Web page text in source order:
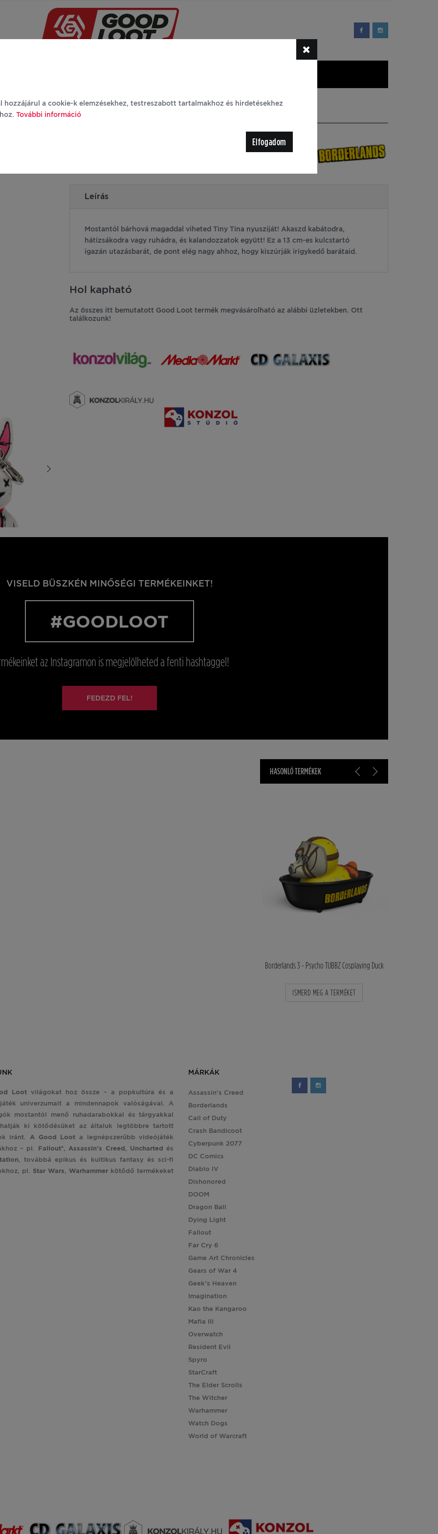
Leírás
Mostantól bárhová magaddal viheted Tiny Tina nyusziját! Akaszd kabátodra,
hátizsákodra vagy ruhádra, és kalandozzatok együtt! Ez a 13 cm-es kulcstartó
igazán utazásbarát, de pont elég nagy ahhoz, hogy kiszúrják irigykedő barátaid.
Hol kapható
Az összes itt bemutatott Good Loot termék megvásárolható az alábbi üzletekben. Ott
találkozunk!
VISELD BÜSZKÉN MINŐSÉGI TERMÉKEINKET!
#GOODLOOT
az Instagramon is megjelölheted a fenti hashtaggel!
FEDEZD FEL!
HASONLÓ TERMÉKEK
Borderlands 3 - Psycho TUBBZ Cosplaying Duck
ISMERD MEG A TERMÉKET
Loot világokat hoz össze – a popkultúra és a
univerzumait a mindennapok valóságával. A
mostantól menő ruhadarabokkal és tárgyakkal
ki kötődésüket az általuk legtöbbre tartott
iránt. A Good Loot a legnépszerűbb videójáték
– pl. Fallout®,Assassin's Creed, Uncharted és
, továbbá epikus és kultikus fantasy és sci-fi
pl. Star Wars, Warhammer kötődő termékeket
MÁRKÁK
Assassin's Creed
Borderlands
Call of Duty
Crash Bandicoot
Cyberpunk 2077
DC Comics
Diablo IV
Dishonored
DOOM
Dragon Ball
Dying Light
Fallout
Far Cry 6
Game Art Chronicles
Gears of War 4
Geek's Heaven
Imagination
Kao the Kangaroo
Mafia III
Overwatch
Resident Evil
Spyro
StarCraft
The Elder Scrolls
The Witcher
Warhammer
Watch Dogs
World of Warcraft
hozzájárul a cookie-k elemzésekhez, testreszabott tartalmakhoz és hirdetésekhez
További információ
Elfogadom